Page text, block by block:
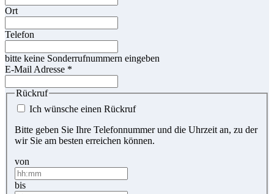
Ort
Telefon
bitte keine Sonderrufnummern eingeben
E-Mail Adresse *
Rückruf
Ich wünsche einen Rückruf
Bitte geben Sie Ihre Telefonnummer und die Uhrzeit an, zu der
wir Sie am besten erreichen können.
von
bis